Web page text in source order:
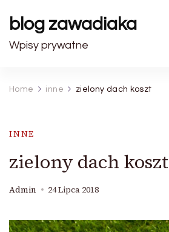
blog zawadiaka
Wpisy prywatne
Home inne zielony dach koszt
INNE
zielony dach koszt
Admin 24 Lipca 2018